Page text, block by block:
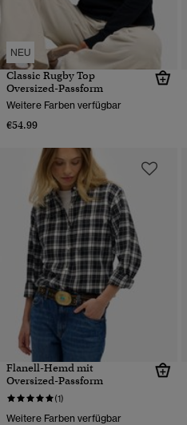
NEU
Classic Rugby Top
Oversized-Passform
Weitere Farben verfügbar
€54.99
Flanell-Hemd mit
Oversized-Passform
(1)
Weitere Farben verfügbar